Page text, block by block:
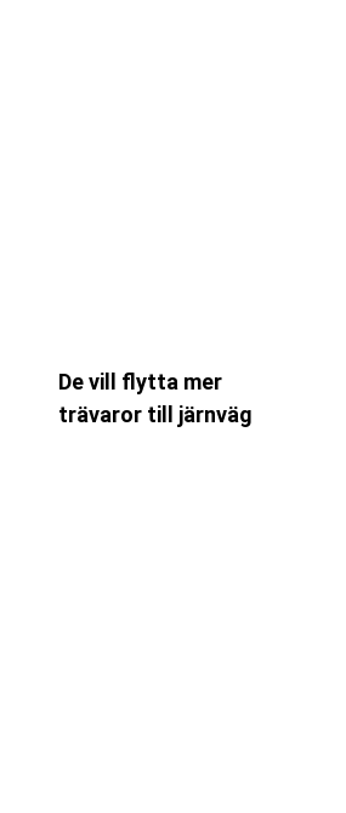
De vill flytta mer
trävaror till järnväg